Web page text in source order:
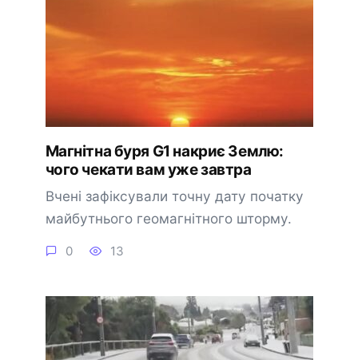
Магнітна буря G1 накриє Землю:
чого чекати вам уже завтра
Вчені зафіксували точну дату початку
майбутнього геомагнітного шторму.
0 13